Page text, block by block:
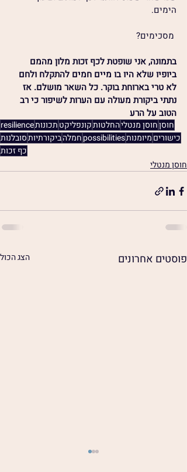
הימים.
בתמונה, אני שופטת לכף זכות מלון מהמם
ביופיו שלא היו בו מיים חמים להתקלח ולחם
לא טרי בארוחת בוקר. כל השאר מושלם. אז
נתתי ביקורת מעולה עם הערות לשיפור כי רב
הטוב על הרע
חוסןחוסן מנטליהחלטותקונפליקטתכונותresilience
כישוריםמיומנותpossibilitiesחמלהביקורתיותסובלנות
כף זכות
חוסן מנטלי
פוסטים אחרונים הצג הכול